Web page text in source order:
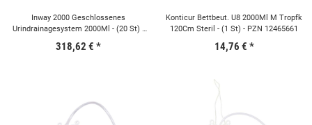
Inway 2000 Geschlossenes
Urindrainagesystem 2000Ml - (20 St) -
318,62 € *
Konticur Bettbeut. U8 2000Ml M Tropfk
120Cm Steril - (1 St) - PZN 12465661
14,76 € *